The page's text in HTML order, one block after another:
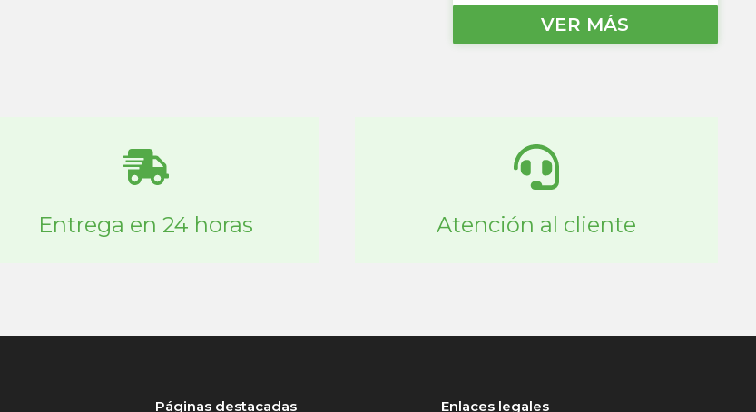
VER MÁS
Entrega en 24 horas Atención al cliente
Páginas destacadas Enlaces legales